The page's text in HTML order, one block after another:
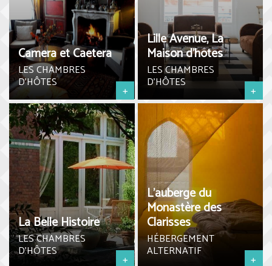
Camera et Caetera
LES CHAMBRES
D'HÔTES +
La Belle Histoire
LES CHAMBRES
D'HÔTES +
Lille Avenue, La
Maison d’hôtes
LES CHAMBRES
D'HÔTES +
L’auberge du
Monastère des
Clarisses
HÉBERGEMENT
ALTERNATIF +